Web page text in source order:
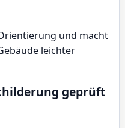
und macht
leichter
geprüft